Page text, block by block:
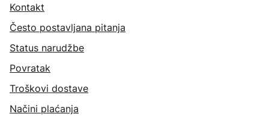
Kontakt
Često postavljana pitanja
Status narudžbe
Povratak
Troškovi dostave
Načini plaćanja